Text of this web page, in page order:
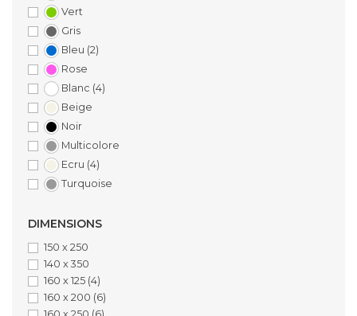
Vert
Gris
Bleu (2)
Rose
Blanc (4)
Beige
Noir
Multicolore
Ecru (4)
Turquoise
DIMENSIONS
150 x 250
140 x 350
160 x 125 (4)
160 x 200 (6)